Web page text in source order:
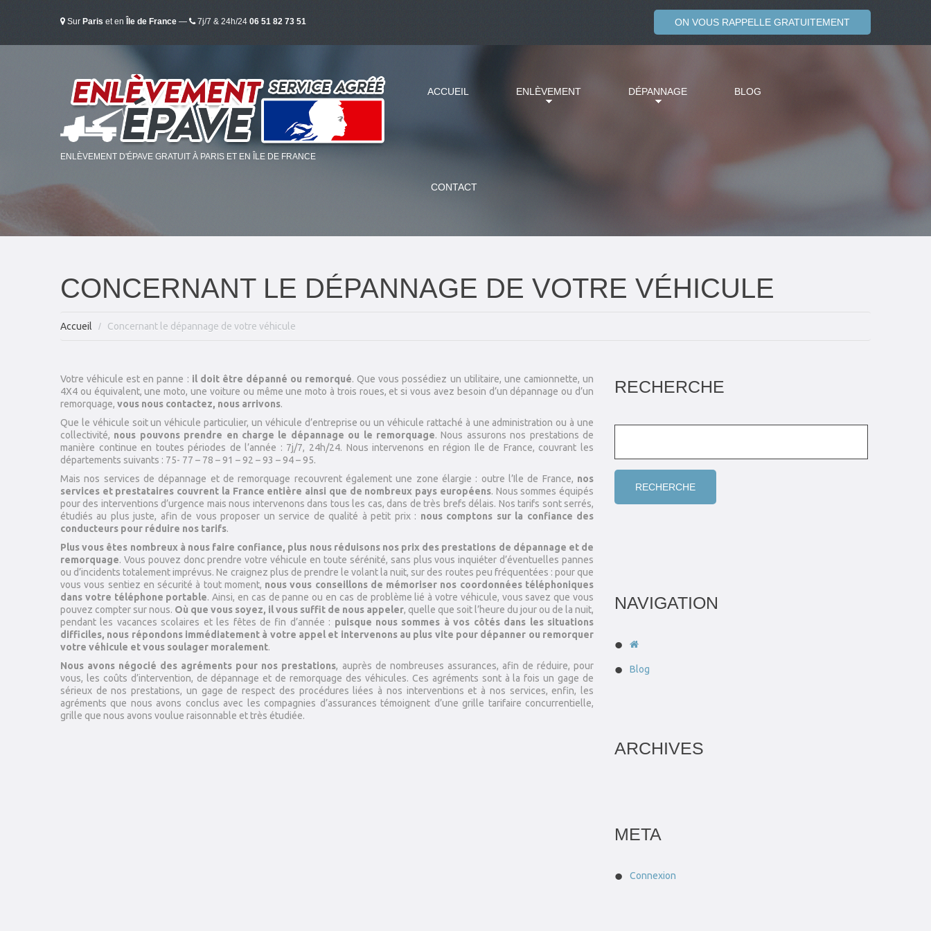
Sur Paris et en Île de France — 7j/7 & 24h/24 06 51 82 73 51 ON VOUS RAPPELLE GRATUITEMENT
ENLÈVEMENT D'ÉPAVE GRATUIT À PARIS ET EN ÎLE DE FRANCE
ACCUEIL ENLÈVEMENT DÉPANNAGE BLOG
CONTACT
CONCERNANT LE DÉPANNAGE DE VOTRE VÉHICULE
Accueil Concernant le dépannage de votre véhicule
Votre véhicule est en panne : il doit être dépanné ou remorqué. Que vous possédiez un utilitaire, une camionnette, un
4X4 ou équivalent, une moto, une voiture ou même une moto à trois roues, et si vous avez besoin d’un dépannage ou d’un
remorquage, vous nous contactez, nous arrivons.
Que le véhicule soit un véhicule particulier, un véhicule d’entreprise ou un véhicule rattaché à une administration ou à une
collectivité, nous pouvons prendre en charge le dépannage ou le remorquage. Nous assurons nos prestations de
manière continue en toutes périodes de l’année : 7j/7, 24h/24. Nous intervenons en région Ile de France, couvrant les
départements suivants : 75- 77 – 78 – 91 – 92 – 93 – 94 – 95.
Mais nos services de dépannage et de remorquage recouvrent également une zone élargie : outre l’Ile de France, nos
services et prestataires couvrent la France entière ainsi que de nombreux pays européens. Nous sommes équipés
pour des interventions d’urgence mais nous intervenons dans tous les cas, dans de très brefs délais. Nos tarifs sont serrés,
étudiés au plus juste, afin de vous proposer un service de qualité à petit prix : nous comptons sur la confiance des
conducteurs pour réduire nos tarifs.
Plus vous êtes nombreux à nous faire confiance, plus nous réduisons nos prix des prestations de dépannage et de
remorquage. Vous pouvez donc prendre votre véhicule en toute sérénité, sans plus vous inquiéter d’éventuelles pannes
ou d’incidents totalement imprévus. Ne craignez plus de prendre le volant la nuit, sur des routes peu fréquentées : pour que
vous vous sentiez en sécurité à tout moment, nous vous conseillons de mémoriser nos coordonnées téléphoniques
dans votre téléphone portable. Ainsi, en cas de panne ou en cas de problème lié à votre véhicule, vous savez que vous
pouvez compter sur nous. Où que vous soyez, il vous suffit de nous appeler, quelle que soit l’heure du jour ou de la nuit,
pendant les vacances scolaires et les fêtes de fin d’année : puisque nous sommes à vos côtés dans les situations
difficiles, nous répondons immédiatement à votre appel et intervenons au plus vite pour dépanner ou remorquer
votre véhicule et vous soulager moralement.
Nous avons négocié des agréments pour nos prestations, auprès de nombreuses assurances, afin de réduire, pour
vous, les coûts d’intervention, de dépannage et de remorquage des véhicules. Ces agréments sont à la fois un gage de
sérieux de nos prestations, un gage de respect des procédures liées à nos interventions et à nos services, enfin, les
agréments que nous avons conclus avec les compagnies d’assurances témoignent d’une grille tarifaire concurrentielle,
grille que nous avons voulue raisonnable et très étudiée.
RECHERCHE
NAVIGATION
Blog
ARCHIVES
META
Connexion